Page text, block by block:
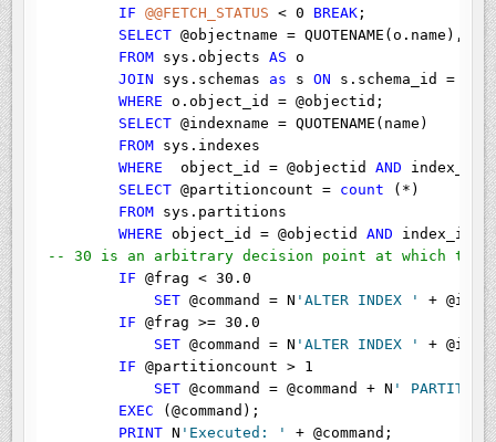
IF
@@FETCH_STATUS < 0 BREAK ;
SELECT @objectname = QUOTENAME(o.name),
FROM sys.objects AS o
JOIN sys.schemas as s ON s.schema_id =
WHERE o.object_id = @objectid;
SELECT @indexname = QUOTENAME(name)
FROM sys.indexes
WHERE
  object_id = @objectid
AND index_id
SELECT @partitioncount = count (*)
FROM sys.partitions
WHERE object_id = @objectid AND
-- 30 is an arbitrary decision point at which to
IF @frag < 30.0
SET @command = N 'ALTER INDEX '
+
IF @frag >= 30.0
SET @command = N 'ALTER INDEX '
+
IF @partitioncount > 1
SET @command = @command + N '
EXEC (@command);
PRINT N 'Executed: '
+ @command;